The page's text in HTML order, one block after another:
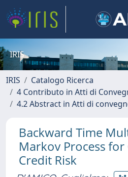
IRIS
IRIS
Catalogo Ricerca
4 Contributo in Atti di
4.2 Abstract in Atti di
Backward Time
Markov Process
Credit Risk